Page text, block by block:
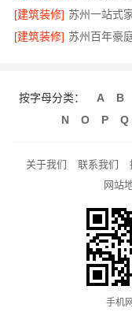
[建筑装修]
[建筑装修] 苏州百年豪
按字母分类： A B
N
O P Q
关于我们 联系我们
网站
手机